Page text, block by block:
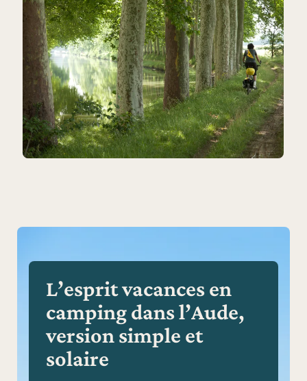
L’esprit vacances en
camping dans l’Aude,
version simple et
solaire